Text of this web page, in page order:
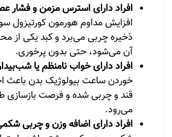
افراد دارای استرس مزمن و فشار
افزایش مداوم هورمون کورتیزول
ذخیره چربی می‌برد و کبد یکی از
آن می‌شود، حتی بدون پرخوری.
افراد دارای خواب نامنظم یا
خوردن ساعت بیولوژیک بدن باعث
قند و چربی شده و فرصت بازسازی
می‌رود.
افراد دارای اضافه وزن و چربی